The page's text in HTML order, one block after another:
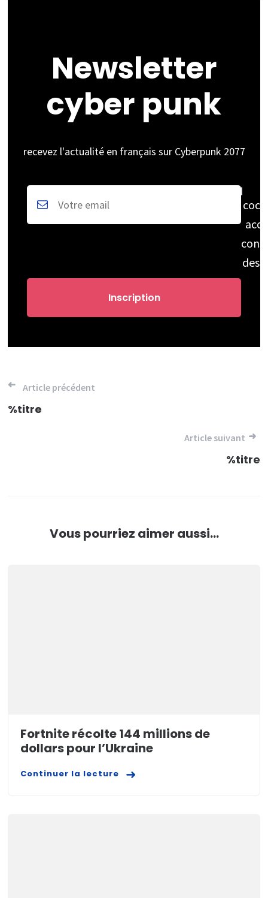
Newsletter
cyber punk
recevez l'actualité en français sur Cyberpunk 2077
des
Navigation
de
Article précédent
%titre
Article suivant
%titre
Vous pourriez aimer aussi...
Fortnite récolte 144 millions de
dollars pour l’Ukraine
Continuer la lecture